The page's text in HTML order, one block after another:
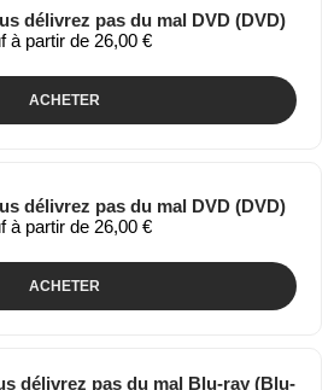
délivrez pas du mal DVD (DVD)
à partir de 26,00 €
ACHETER
délivrez pas du mal DVD (DVD)
à partir de 26,00 €
ACHETER
délivrez pas du mal Blu-ray (Blu-